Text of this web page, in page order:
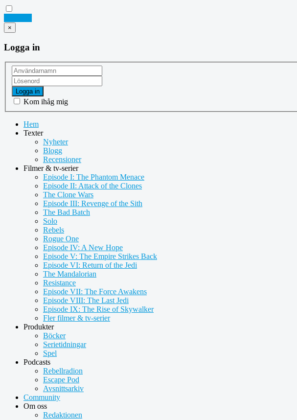
×
Logga in
Logga in
Kom ihåg mig
Hem
Texter
Nyheter
Blogg
Recensioner
Filmer & tv-serier
Episode I: The Phantom Menace
Episode II: Attack of the Clones
The Clone Wars
Episode III: Revenge of the Sith
The Bad Batch
Solo
Rebels
Rogue One
Episode IV: A New Hope
Episode V: The Empire Strikes Back
Episode VI: Return of the Jedi
The Mandalorian
Resistance
Episode VII: The Force Awakens
Episode VIII: The Last Jedi
Episode IX: The Rise of Skywalker
Fler filmer & tv-serier
Produkter
Böcker
Serietidningar
Spel
Podcasts
Rebellradion
Escape Pod
Avsnittsarkiv
Community
Om oss
Redaktionen